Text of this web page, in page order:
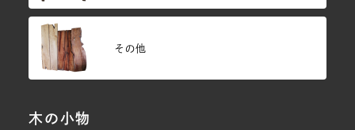
その他
木の小物